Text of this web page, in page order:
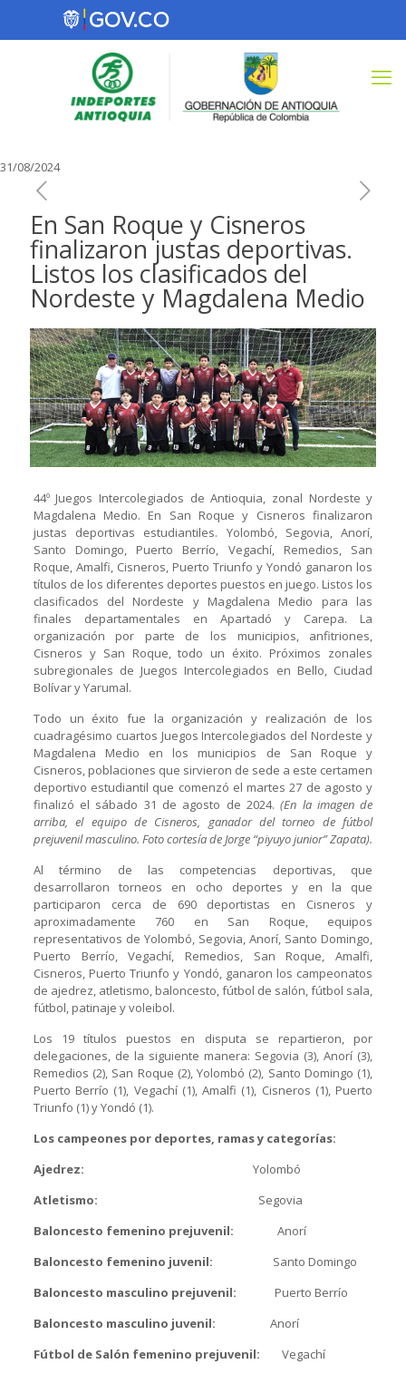
31/08/2024
En San Roque y Cisneros
finalizaron justas deportivas.
Listos los clasificados del
Nordeste y Magdalena Medio
44º Juegos Intercolegiados de Antioquia, zonal Nordeste y
Magdalena Medio. En San Roque y Cisneros finalizaron
justas deportivas estudiantiles. Yolombó, Segovia, Anorí,
Santo Domingo, Puerto Berrío, Vegachí, Remedios, San
Roque, Amalfi, Cisneros, Puerto Triunfo y Yondó ganaron los
títulos de los diferentes deportes puestos en juego. Listos los
clasificados del Nordeste y Magdalena Medio para las
finales departamentales en Apartadó y Carepa. La
organización por parte de los municipios, anfitriones,
Cisneros y San Roque, todo un éxito. Próximos zonales
subregionales de Juegos Intercolegiados en Bello, Ciudad
Bolívar y Yarumal.
Todo un éxito fue la organización y realización de los
cuadragésimo cuartos Juegos Intercolegiados del Nordeste y
Magdalena Medio en los municipios de San Roque y
Cisneros, poblaciones que sirvieron de sede a este certamen
deportivo estudiantil que comenzó el martes 27 de agosto y
finalizó el sábado 31 de agosto de 2024.(En la imagen de
arriba, el equipo de Cisneros, ganador del torneo de fútbol
prejuvenil masculino. Foto cortesía de Jorge “piyuyo junior” Zapata).
Al término de las competencias deportivas, que
desarrollaron torneos en ocho deportes y en la que
participaron cerca de 690 deportistas en Cisneros y
aproximadamente 760 en San Roque, equipos
representativos de Yolombó, Segovia, Anorí, Santo Domingo,
Puerto Berrío, Vegachí, Remedios, San Roque, Amalfi,
Cisneros, Puerto Triunfo y Yondó, ganaron los campeonatos
de ajedrez, atletismo, baloncesto, fútbol de salón, fútbol sala,
fútbol, patinaje y voleibol.
Los 19 títulos puestos en disputa se repartieron, por
delegaciones, de la siguiente manera: Segovia (3), Anorí (3),
Remedios (2), San Roque (2), Yolombó (2), Santo Domingo (1),
Puerto Berrío (1), Vegachí (1), Amalfi (1), Cisneros (1), Puerto
Triunfo (1) y Yondó (1).
Los campeones por deportes, ramas y categorías:
Ajedrez: Yolombó
Atletismo: Segovia
Baloncesto femenino prejuvenil: Anorí
Baloncesto femenino juvenil: Santo Domingo
Baloncesto masculino prejuvenil: Puerto Berrío
Baloncesto masculino juvenil: Anorí
Fútbol de Salón femenino prejuvenil: Vegachí